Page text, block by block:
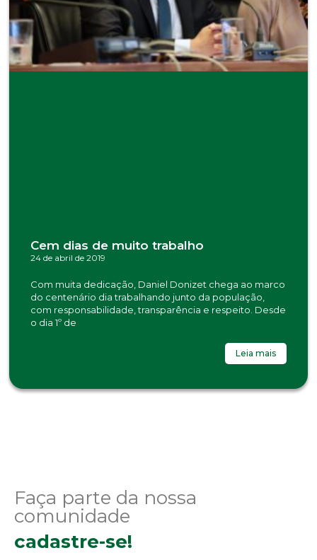
Cem dias de muito trabalho
24 de abril de 2019
Com muita dedicação, Daniel Donizet chega ao marco
do centenário dia trabalhando junto da população,
com responsabilidade, transparência e respeito. Desde
o dia 1º de
Leia mais
Faça parte da nossa
comunidade
cadastre-se!